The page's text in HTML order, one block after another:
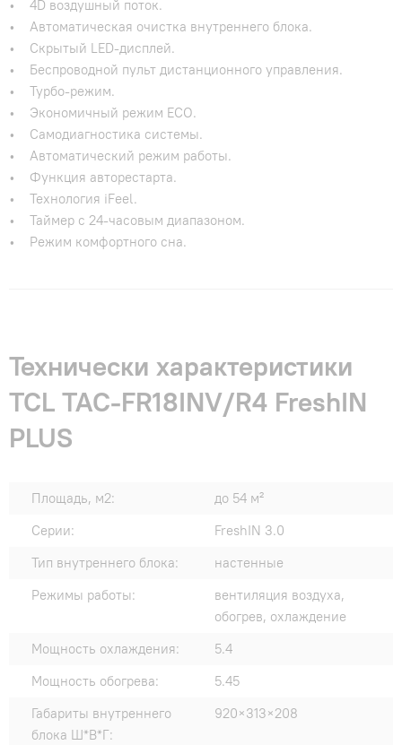
• 4D воздушный поток.
• Автоматическая очистка внутреннего блока.
• Скрытый LED-дисплей.
• Беспроводной пульт дистанционного управления.
• Турбо-режим.
• Экономичный режим ECO.
• Самодиагностика системы.
• Автоматический режим работы.
• Функция авторестарта.
• Технология iFeel.
• Таймер с 24-часовым диапазоном.
• Режим комфортного сна.
Технически характеристики
TCL TAC-FR18INV/R4 FreshIN
PLUS
Площадь, м2:
до 54 м²
Серии:
FreshIN 3.0
Тип внутреннего блока:
настенные
Режимы работы:
вентиляция воздуха,
обогрев, охлаждение
Мощность охлаждения:
5.4
Мощность обогрева:
5.45
Габариты внутреннего
блока Ш*В*Г:
920×313×208